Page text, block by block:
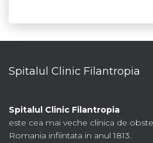
Spitalul Clinic Filantropia
Spitalul Clinic Filantropia
este cea mai veche clinica de
Romania infiintata in anul 1813.